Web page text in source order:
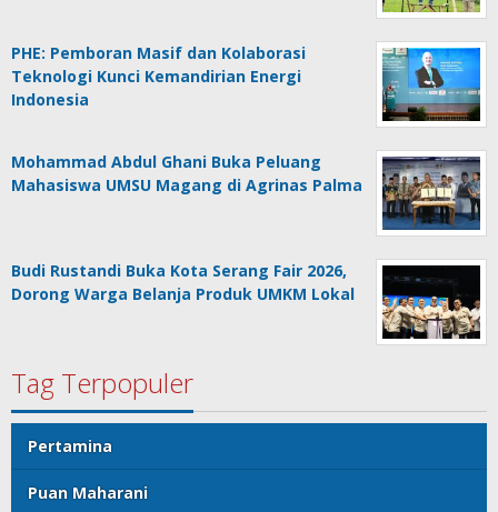
PHE: Pemboran Masif dan Kolaborasi
Teknologi Kunci Kemandirian Energi
Indonesia
Mohammad Abdul Ghani Buka Peluang
Mahasiswa UMSU Magang di Agrinas Palma
Budi Rustandi Buka Kota Serang Fair 2026,
Dorong Warga Belanja Produk UMKM Lokal
Tag Terpopuler
Pertamina
Puan Maharani